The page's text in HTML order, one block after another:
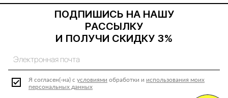
ПОДПИШИСЬ НА НАШУ
РАССЫЛКУ
И ПОЛУЧИ СКИДКУ 3%
Я согласен(-на) с условиями обработки и использования моих
персональных данных